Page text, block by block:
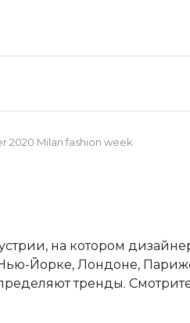
2020 Milan fashion week
на котором
Йорке, Лондоне,
тренды.